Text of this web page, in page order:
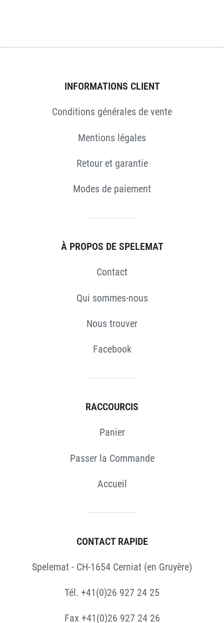
INFORMATIONS CLIENT
Conditions générales de vente
Mentions légales
Retour et garantie
Modes de paiement
À PROPOS DE SPELEMAT
Contact
Qui sommes-nous
Nous trouver
Facebook
RACCOURCIS
Panier
Passer la Commande
Accueil
CONTACT RAPIDE
Spelemat - CH-1654 Cerniat (en Gruyère)
Tél. +41(0)26 927 24 25
Fax +41(0)26 927 24 26